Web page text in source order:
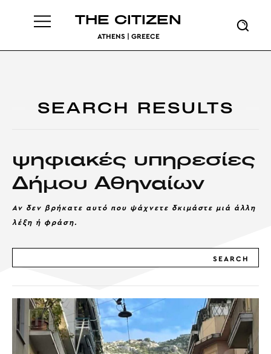
THE CITIZEN
ATHENS | GREECE
SEARCH RESULTS
ψηφιακές υπηρεσίες
Δήμου Αθηναίων
Αν δεν βρήκατε αυτό που ψάχνετε δκιμάστε μιά άλλη
λέξη ή φράση.
SEARCH